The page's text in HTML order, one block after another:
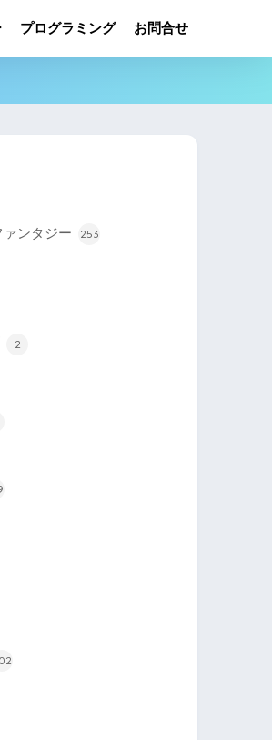
プログラミング お問合せ
ンタジー 253
2